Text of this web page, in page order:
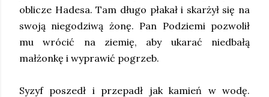
oblicze Hadesa. Tam długo płakał i skarżył się na
swoją niegodziwą żonę. Pan Podziemi pozwolił
mu wrócić na ziemię, aby ukarać niedbałą
małżonkę i wyprawić pogrzeb.
Syzyf poszedł i przepadł jak kamień w wodę.